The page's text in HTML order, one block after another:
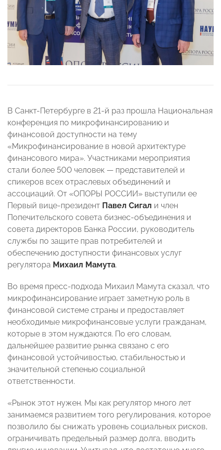
В Санкт-Петербурге в 21-й раз прошла Национальная
конференция по микрофинансированию и
финансовой доступности на тему
«Микрофинансирование в новой архитектуре
финансового мира». Участниками мероприятия
стали более 500 человек — представителей и
спикеров всех отраслевых объединений и
ассоциаций. От «ОПОРЫ РОССИИ» выступили ее
Первый вице-президент Павел Сигал и член
Попечительского совета бизнес-объединения и
совета директоров Банка России, руководитель
службы по защите прав потребителей и
обеспечению доступности финансовых услуг
регулятора Михаил Мамута.
Во время пресс-подхода Михаил Мамута сказал, что
микрофинансирование играет заметную роль в
финансовой системе страны и предоставляет
необходимые микрофинансовые услуги гражданам,
которые в этом нуждаются. По его словам,
дальнейшее развитие рынка связано с его
финансовой устойчивостью, стабильностью и
значительной степенью социальной
ответственности.
«Рынок этот нужен. Мы как регулятор много лет
занимаемся развитием того регулирования, которое
позволило бы снижать уровень социальных рисков,
ограничивать предельный размер долга, вводить